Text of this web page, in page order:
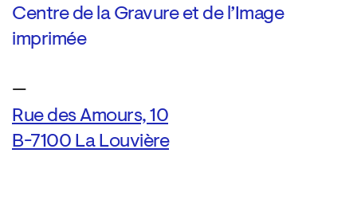
Centre de la Gravure et de l’Image
imprimée
—
Rue des Amours, 10
B-7100 La Louvière